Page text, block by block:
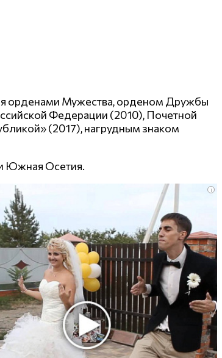
орденами Мужества, орденом Дружбы
Федерации (2010), Почетной
(2017), нагрудным знаком
Южная Осетия.
i